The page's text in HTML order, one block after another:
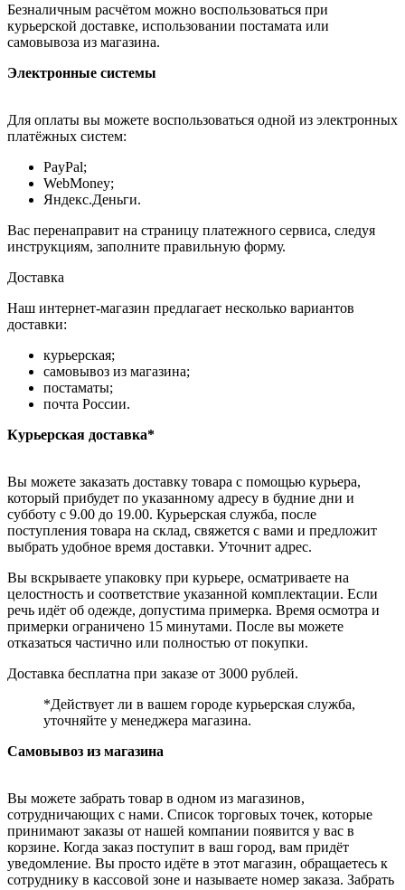
Безналичным расчётом можно воспользоваться при
курьерской доставке, использовании постамата или
самовывоза из магазина.
Электронные системы
Для оплаты вы можете воспользоваться одной из электронных
платёжных систем:
PayPal;
WebMoney;
Яндекс.Деньги.
Вас перенаправит на страницу платежного сервиса, следуя
инструкциям, заполните правильную форму.
Доставка
Наш интернет-магазин предлагает несколько вариантов
доставки:
курьерская;
самовывоз из магазина;
постаматы;
почта России.
Курьерская доставка*
Вы можете заказать доставку товара с помощью курьера,
который прибудет по указанному адресу в будние дни и
субботу с 9.00 до 19.00. Курьерская служба, после
поступления товара на склад, свяжется с вами и предложит
выбрать удобное время доставки. Уточнит адрес.
Вы вскрываете упаковку при курьере, осматриваете на
целостность и соответствие указанной комплектации. Если
речь идёт об одежде, допустима примерка. Время осмотра и
примерки ограничено 15 минутами. После вы можете
отказаться частично или полностью от покупки.
Доставка бесплатна при заказе от 3000 рублей.
*Действует ли в вашем городе курьерская служба,
уточняйте у менеджера магазина.
Самовывоз из магазина
Вы можете забрать товар в одном из магазинов,
сотрудничающих с нами. Список торговых точек, которые
принимают заказы от нашей компании появится у вас в
корзине. Когда заказ поступит в ваш город, вам придёт
уведомление. Вы просто идёте в этот магазин, обращаетесь к
сотруднику в кассовой зоне и называете номер заказа. Забрать